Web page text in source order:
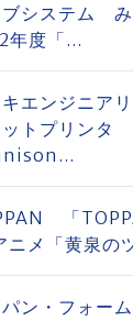
ブシステム
年度「...
キエンジニア
ットプリンタ
「
ニメ「黄泉の
パン・フォー